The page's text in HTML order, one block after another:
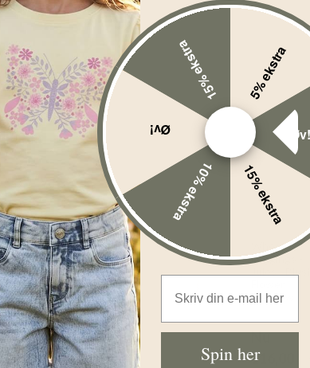
Wheat Body -
Liv - Blush
Flower
Meadow
Før199,00DKK
Nu
129,00DKK
-35%
Wheat
Leggings -
Meadow
Nu
116,00
5% ekstra
Øv!
15% ekstra
10% ekstra
Øv!
15% ekstra
Spin her